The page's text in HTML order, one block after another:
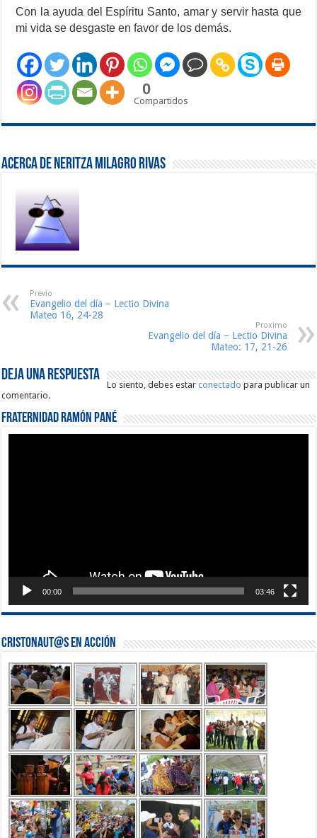
Con la ayuda del Espíritu Santo, amar y servir hasta que
mi vida se desgaste en favor de los demás.
0
Compartidos
Acerca de Neritza Milagro Rivas
Previo
Evangelio del día – Lectio Divina
Mateo 16, 24-28
Proximo
Evangelio del día – Lectio Divina
Mateo: 17, 21-26
Deja una respuesta
Lo siento, debes estarconectado para publicar un
comentario.
Fraternidad Ramón Pané
00:00 03:46
Cristonaut@s en Acción